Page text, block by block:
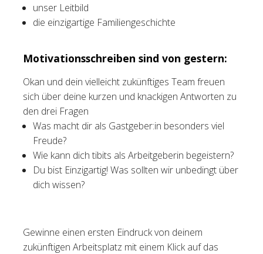
unser Leitbild
die einzigartige Familiengeschichte
Motivationsschreiben sind von gestern:
Okan und dein vielleicht zukünftiges Team freuen
sich über deine kurzen und knackigen Antworten zu
den drei Fragen
Was macht dir als Gastgeber:in besonders viel
Freude?
Wie kann dich tibits als Arbeitgeberin begeistern?
Du bist Einzigartig! Was sollten wir unbedingt über
dich wissen?
Gewinne einen ersten Eindruck von deinem
zukünftigen Arbeitsplatz mit einem Klick auf das